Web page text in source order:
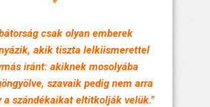
*
csak olyan emberek
akik tiszta lelkiismerettel
iránt: akiknek mosolyába
szavaik pedig nem arra
a szándékaikat eltitkolják velük.”